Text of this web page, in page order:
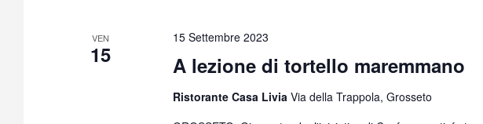
VEN
15 A lezione di tortello maremmano
15 Settembre 2023
Ristorante Casa Livia Via della Trappola, Grosseto